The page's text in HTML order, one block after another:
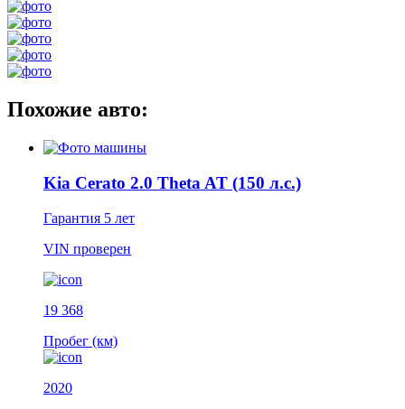
Похожие авто:
Kia Cerato 2.0 Theta AT (150 л.с.)
Гарантия 5 лет
VIN проверен
19 368
Пробег (км)
2020